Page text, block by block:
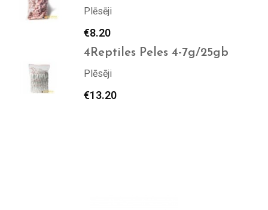
Plēsēji
€8.20
4Reptiles Peles 4-7g/25gb
Plēsēji
€13.20